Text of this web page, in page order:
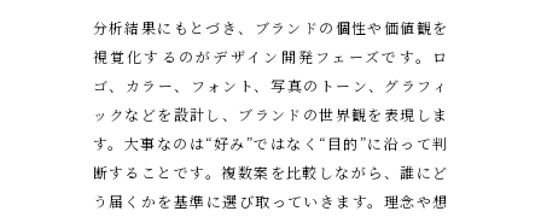
分析結果にもとづき、ブランドの個性や価値観を
視覚化するのがデザイン開発フェーズです。ロ
ゴ、カラー、フォント、写真のトーン、グラフィ
ックなどを設計し、ブランドの世界観を表現しま
す。大事なのは“好み”ではなく“目的”に沿って判
断することです。複数案を比較しながら、誰にど
う届くかを基準に選び取っていきます。理念や想